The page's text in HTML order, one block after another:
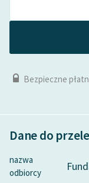
Bezpieczne
Dane do
nazwa
odbiorcy